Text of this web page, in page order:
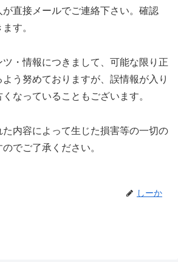
直接メールでご連絡下さい。確認
す。
・情報につきまして、可能な限り正
う努めておりますが、誤情報が入り
なっていることもございます。
内容によって生じた損害等の一切の
でご了承ください。
しーか